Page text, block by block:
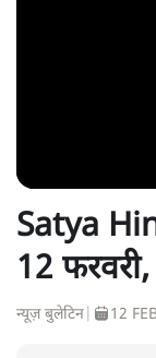
Satya
12
न्यूज़ बुलेटिन 12